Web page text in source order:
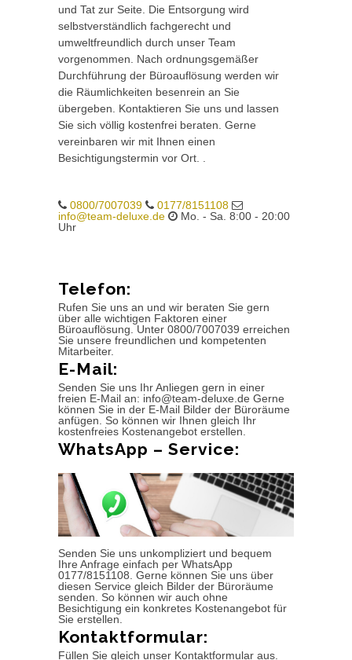
und Tat zur Seite. Die Entsorgung wird
selbstverständlich fachgerecht und
umweltfreundlich durch unser Team
vorgenommen. Nach ordnungsgemäßer
Durchführung der Büroauflösung werden wir
die Räumlichkeiten besenrein an Sie
übergeben. Kontaktieren Sie uns und lassen
Sie sich völlig kostenfrei beraten. Gerne
vereinbaren wir mit Ihnen einen
Besichtigungstermin vor Ort. .
0800/7007039
0177/8151108
info@team-deluxe.de
Mo. - Sa. 8:00 - 20:00
Uhr
Telefon:
Rufen Sie uns an und wir beraten Sie gern
über alle wichtigen Faktoren einer
Büroauflösung. Unter 0800/7007039 erreichen
Sie unsere freundlichen und kompetenten
Mitarbeiter.
E-Mail:
Senden Sie uns Ihr Anliegen gern in einer
freien E-Mail an: info@team-deluxe.de Gerne
können Sie in der E-Mail Bilder der Büroräume
anfügen. So können wir Ihnen gleich Ihr
kostenfreies Kostenangebot erstellen.
WhatsApp – Service:
Senden Sie uns unkompliziert und bequem
Ihre Anfrage einfach per WhatsApp
0177/8151108. Gerne können Sie uns über
diesen Service gleich Bilder der Büroräume
senden. So können wir auch ohne
Besichtigung ein konkretes Kostenangebot für
Sie erstellen.
Kontaktformular:
Füllen Sie gleich unser Kontaktformular aus.